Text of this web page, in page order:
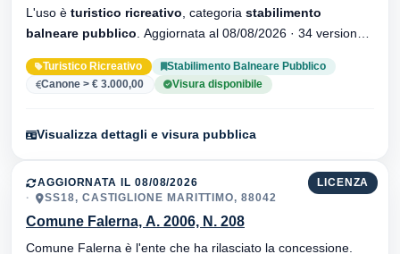
L'uso è turistico ricreativo , categoria stabilimento
balneare pubblico
Turistico Ricreativo
Stabilimento Balneare Pubblico
Canone > € 3.000,00
Visura disponibile
Visualizza dettagli e visura pubblica
LICENZA
AGGIORNATA IL 08/08/2026
SS18, CASTIGLIONE MARITTIMO, 88042
Comune Falerna, A. 2006, N. 208
Comune Falerna è l'ente che ha rilasciato la concessione.